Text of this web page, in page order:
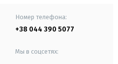
Номер телефона:
+38 044 390 5077
Мы в соцсетях: